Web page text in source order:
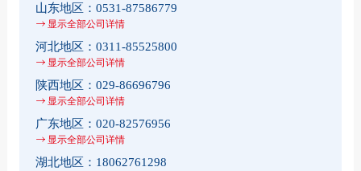
山东地区： 0531-87586779
显示全部公司详情
河北地区： 0311-85525800
显示全部公司详情
陕西地区： 029-86696796
显示全部公司详情
广东地区： 020-82576956
显示全部公司详情
湖北地区： 18062761298